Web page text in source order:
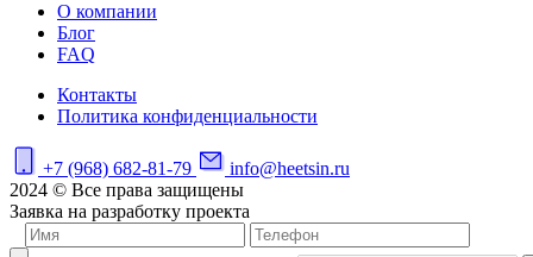
О компании
Блог
FAQ
Контакты
Политика конфиденциальности
+7 (968) 682-81-79
info@heetsin.ru
2024 © Все права защищены
Заявка на разработку проекта